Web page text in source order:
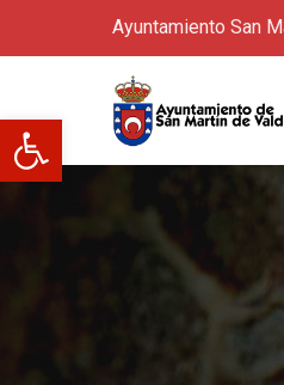
Abrir barra de herramientas
Ayuntamiento San